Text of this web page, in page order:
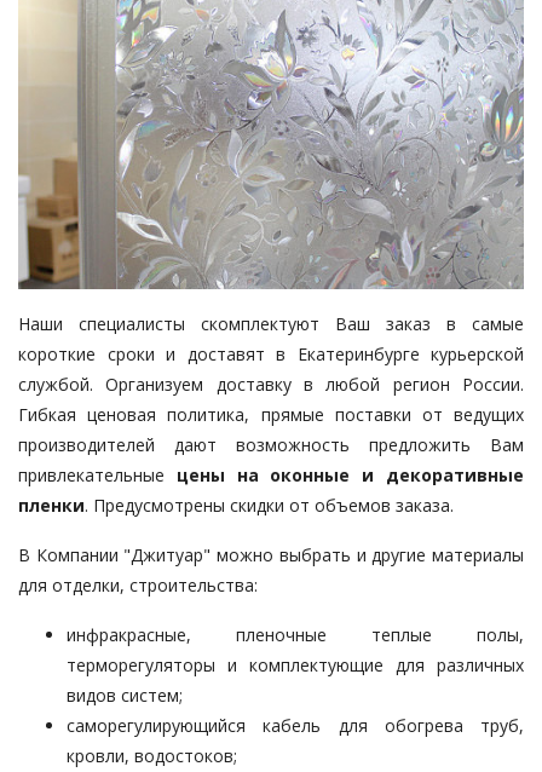
Наши специалисты скомплектуют Ваш заказ в самые
короткие сроки и доставят в Екатеринбурге курьерской
службой. Организуем доставку в любой регион России.
Гибкая ценовая политика, прямые поставки от ведущих
производителей дают возможность предложить Вам
привлекательные цены на оконные и декоративные
пленки. Предусмотрены скидки от объемов заказа.
В Компании "Джитуар" можно выбрать и другие материалы
для отделки, строительства:
инфракрасные, пленочные теплые полы,
терморегуляторы и комплектующие для различных
видов систем;
саморегулирующийся кабель для обогрева труб,
кровли, водостоков;